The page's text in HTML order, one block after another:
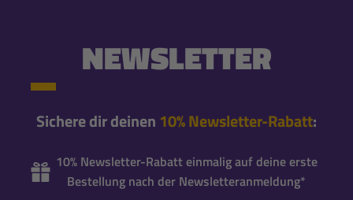
NEWSLETTER
Sichere dir deinen 10% Newsletter-Rabatt:
10% Newsletter-Rabatt einmalig auf deine erste
Bestellung nach der Newsletteranmeldung*